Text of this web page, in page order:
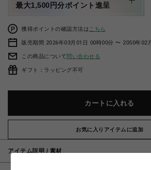
最大1,500円分ポイント進呈
獲得ポイントの確認方法は こちら
販売期間 2026年03月01日 00時00分 〜 2050年02
この商品について問い合わせる
ギフト：ラッピング不可
カートに入れる
お気に入りアイテムに追加
アイテム説明 / 素材